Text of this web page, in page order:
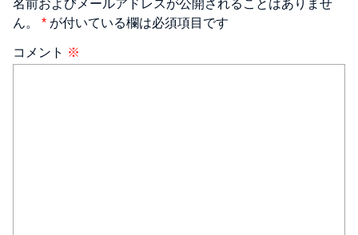
名前およびメールアドレスが公開されることはありませ
ん。 * が付いている欄は必須項目です
コメント ※